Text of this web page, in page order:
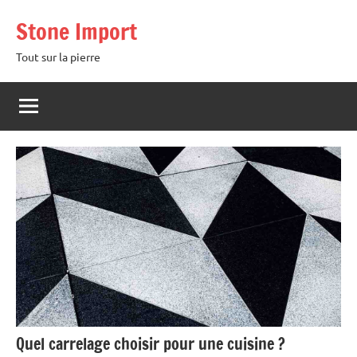
contenu
Stone Import
Tout sur la pierre
Quel carrelage choisir pour une cuisine ?